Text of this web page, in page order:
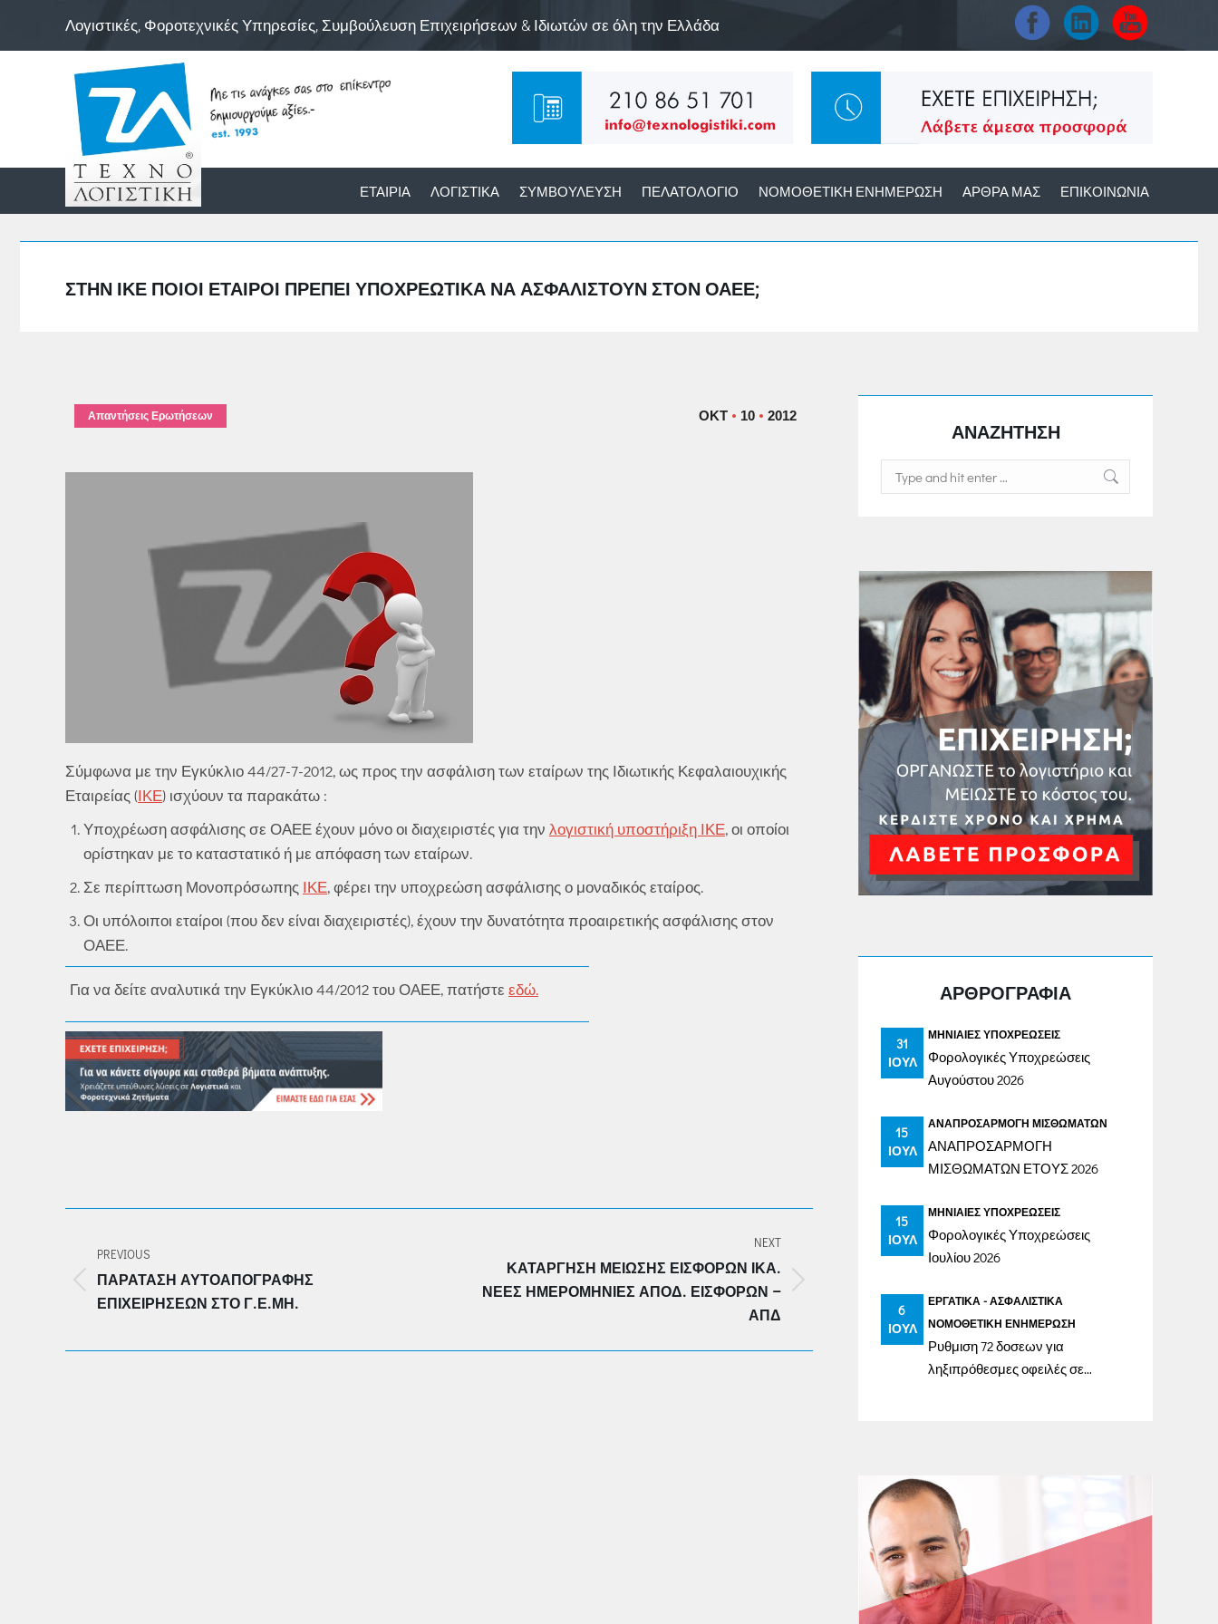
Λογιστικές, Φοροτεχνικές Υπηρεσίες, Συμβούλευση Επιχειρήσεων & Ιδιωτών σε όλη την Ελλάδα
ΕΤΑΙΡΊΑ ΛΟΓΙΣΤΙΚΆ ΣΥΜΒΟΎΛΕΥΣΗ ΠΕΛΑΤΟΛΌΓΙΟ ΝΟΜΟΘΕΤΙΚΉ ΕΝΗΜΈΡΩΣΗ ΆΡΘΡΑ ΜΑΣ ΕΠΙΚΟΙΝΩΝΊΑ
ΣΤΗΝ ΙΚΕ ΠΟΙΟΙ ΕΤΑΊΡΟΙ ΠΡΈΠΕΙ ΥΠΟΧΡΕΩΤΙΚΆ ΝΑ ΑΣΦΑΛΙΣΤΟΎΝ ΣΤΟΝ ΟΑΕΕ;
ΟΚΤ 10 2012
Απαντήσεις Ερωτήσεων
Σύμφωνα με την Εγκύκλιο 44/27-7-2012, ως προς την ασφάλιση των εταίρων της Ιδιωτικής Κεφαλαιουχικής
Εταιρείας (ΙΚΕ) ισχύουν τα παρακάτω :
Υποχρέωση ασφάλισης σε ΟΑΕΕ έχουν μόνο οι διαχειριστές για την λογιστική υποστήριξη ΙΚΕ, οι οποίοι
ορίστηκαν με το καταστατικό ή με απόφαση των εταίρων.
Σε περίπτωση Μονοπρόσωπης ΙΚΕ, φέρει την υποχρεώση ασφάλισης ο μοναδικός εταίρος.
Οι υπόλοιποι εταίροι (που δεν είναι διαχειριστές), έχουν την δυνατότητα προαιρετικής ασφάλισης στον
ΟΑΕΕ.
Για να δείτε αναλυτικά την Εγκύκλιο 44/2012 του ΟΑΕΕ, πατήστε εδώ.
PREVIOUS
Previous
post:
ΠΑΡΆΤΑΣΗ ΑΥΤΟΑΠΟΓΡΑΦΉΣ
ΕΠΙΧΕΙΡΉΣΕΩΝ ΣΤΟ Γ.Ε.ΜΗ.
NEXT
Next
ΚΑΤΆΡΓΗΣΗ ΜΕΊΩΣΗΣ ΕΙΣΦΟΡΏΝ ΙΚΑ.
ΝΈΕΣ ΗΜΕΡΟΜΗΝΊΕΣ ΑΠΟΔ. ΕΙΣΦΟΡΏΝ –
ΑΠΔ
ΑΝΑΖΗΤΗΣΗ
Search:
ΑΡΘΡΟΓΡΑΦΙΑ
31
ΙΟΎΛ
ΜΗΝΙΑΊΕΣ ΥΠΟΧΡΕΏΣΕΙΣ
Φορολογικές Υποχρεώσεις
Αυγούστου 2026
15
ΙΟΎΛ
ΑΝΑΠΡΟΣΑΡΜΟΓΉ ΜΙΣΘΩΜΆΤΩΝ
ΑΝΑΠΡΟΣΑΡΜΟΓΗ
ΜΙΣΘΩΜΑΤΩΝ ΕΤΟΥΣ 2026
15
ΙΟΎΛ
ΜΗΝΙΑΊΕΣ ΥΠΟΧΡΕΏΣΕΙΣ
Φορολογικές Υποχρεώσεις
Ιουλίου 2026
6
ΙΟΎΛ
ΕΡΓΑΤΙΚΆ - ΑΣΦΑΛΙΣΤΙΚΆ
ΝΟΜΟΘΕΤΙΚΉ ΕΝΗΜΈΡΩΣΗ
Ρυθμιση 72 δοσεων για
ληξιπρόθεσμες οφειλές σε